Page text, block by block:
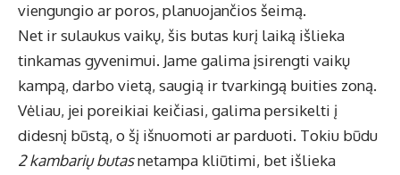
viengungio ar poros, planuojančios šeimą.
Net ir sulaukus vaikų, šis butas kurį laiką išlieka
tinkamas gyvenimui. Jame galima įsirengti vaikų
kampą, darbo vietą, saugią ir tvarkingą buities zoną.
Vėliau, jei poreikiai keičiasi, galima persikelti į
didesnį būstą, o šį išnuomoti ar parduoti. Tokiu būdu
2 kambarių butasnetampa kliūtimi, bet išlieka